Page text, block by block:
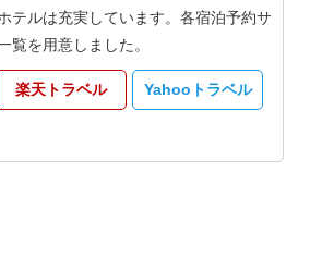
テルは充実しています。各宿泊予約サ
覧を用意しました。
楽天トラベル Yahooトラベル